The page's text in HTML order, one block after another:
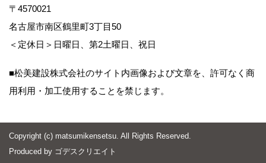
〒4570021
名古屋市南区鶴里町3丁目50
＜定休日＞日曜日、第2土曜日、祝日
■松美建設株式会社のサイト内画像および文章を、許可なく商
用利用・加工使用することを禁じます。
Copyright (c) matsumikensetsu. All Rights Reserved.
Produced by ゴデスクリエイト